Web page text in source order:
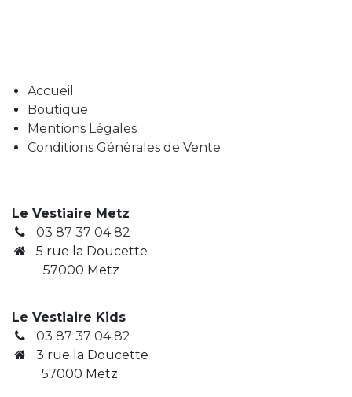
Accueil
Boutique
Mentions Légales
Conditions Générales de Vente
Le Vestiaire Metz
03 87 37 04 82
5 rue la Doucette
57000 Metz
Le Vestiaire Kids
03 87 37 04 82
3 rue la Doucette
​ 57000 Metz